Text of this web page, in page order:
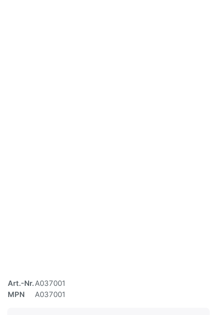
Art.-Nr.A037001
MPN
A037001